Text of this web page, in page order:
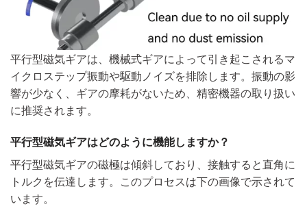
平行型磁気ギアは、機械式ギアによって引き起こされるマ
イクロステップ振動や駆動ノイズを排除します。振動の影
響が少なく、ギアの摩耗がないため、精密機器の取り扱い
に推奨されます。
平行型磁気ギアはどのように機能しますか？
平行型磁気ギアの磁極は傾斜しており、接触すると直角に
トルクを伝達します。このプロセスは下の画像で示されて
います。